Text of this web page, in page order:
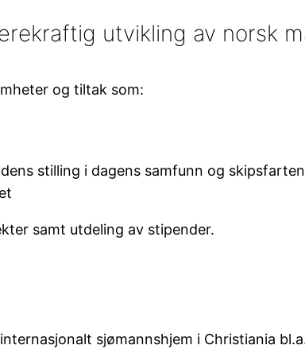
utvikling av norsk
og tiltak som:
stilling i dagens samfunn og
samt utdeling av stipender.
sjømannshjem i Christiania